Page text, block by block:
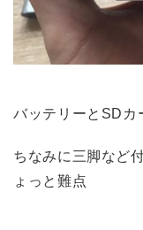
バッテリーとSDカ
ちなみに三脚など
ょっと難点